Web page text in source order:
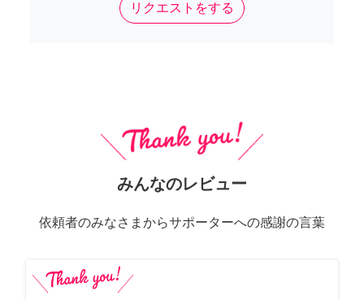
リクエストをする
みんなのレビュー
依頼者のみなさまからサポーターへの感謝の言葉